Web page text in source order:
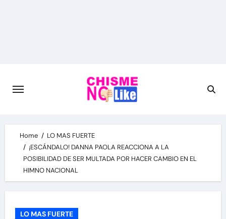
Home
LO MAS FUERTE
¡ESCÁNDALO! DANNA PAOLA REACCIONA A LA
POSIBILIDAD DE SER MULTADA POR HACER CAMBIO EN EL
HIMNO NACIONAL
LO MAS FUERTE